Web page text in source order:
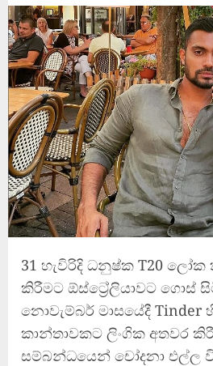
31 හැවිරිදි ධනුෂ්ක T20 ලෝක
කිරීමට ඕස්ට්‍රේලියාවට ගොස්
නොවැම්බර් මාසයේදී
කාන්තාවකට ලිංගික අතවර
සම්බන්ධයෙන් චෝදනා එල්ල